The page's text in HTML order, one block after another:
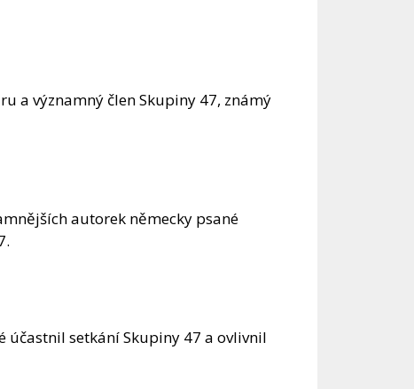
a významný člen Skupiny 47, známý
autorek německy psané
účastnil setkání Skupiny 47 a ovlivnil